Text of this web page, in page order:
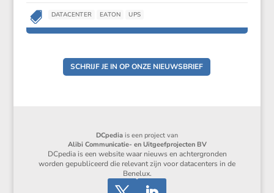
 DATACENTER EATON UPS
SCHRIJF JE IN OP ONZE NIEUWSBRIEF
DCpedia is een project van
Alibi Communicatie- en Uitgeefprojecten BV
DCpedia is een website waar nieuws en achtergronden
worden gepubliceerd die relevant zijn voor datacenters in de
Benelux.